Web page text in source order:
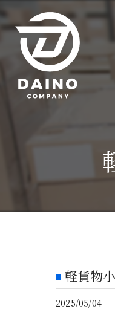
軽貨物
2025/05/04